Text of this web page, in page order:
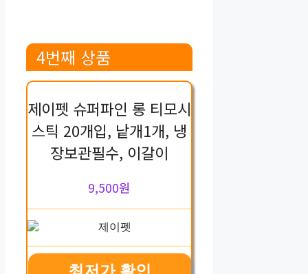
4번째 상품
제이펫 슈퍼파인 롱 티모시
스틱 20개입, 낱개1개, 냉
장보관필수, 이갈이
9,500원